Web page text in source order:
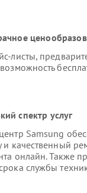
листы,
спектр услуг
Samsung
и качественный
онлайн. Также
службы